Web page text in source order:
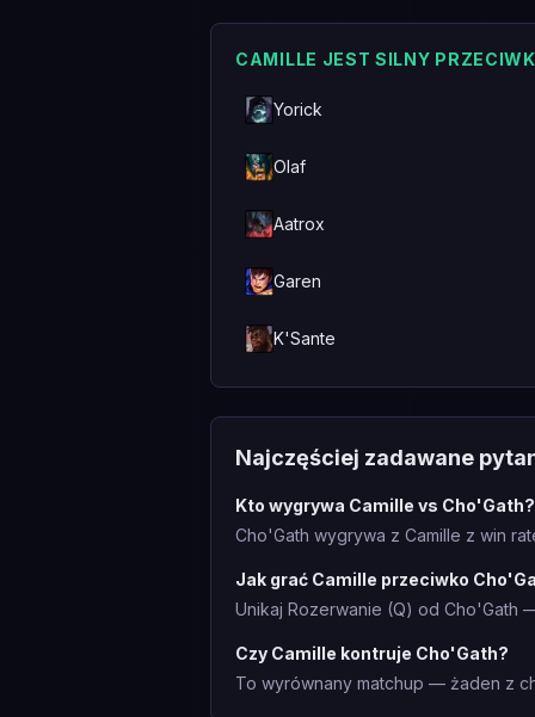
CAMILLE JEST SILNY
Yorick
Olaf
Aatrox
Garen
K'Sante
Najczęściej zadawane
Kto wygrywa Camille vs Cho'Gath?
Cho'Gath wygrywa z Camille z win
Jak grać Camille przeciwko
Unikaj Rozerwanie (Q) od Cho'Gath
Czy Camille kontruje Cho'Gath?
To wyrównany matchup — żaden z